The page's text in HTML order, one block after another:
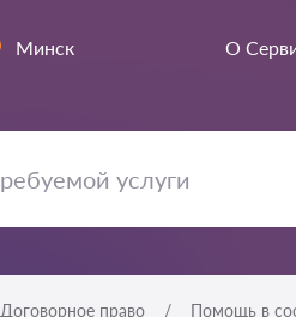
Минск О
Договорное право Помощь в